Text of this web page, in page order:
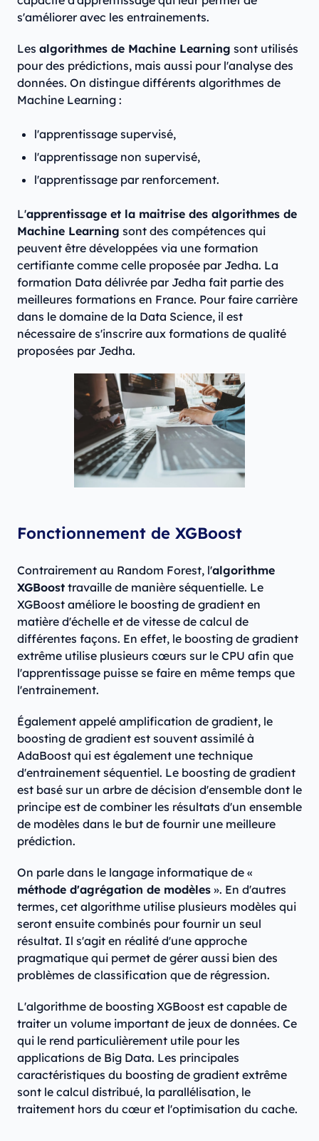
s'améliorer avec les entrainements.
Les algorithmes de Machine Learning sont utilisés
pour des prédictions, mais aussi pour l'analyse des
données. On distingue différents algorithmes de
Machine Learning :
l'apprentissage supervisé,
l'apprentissage non supervisé,
l'apprentissage par renforcement.
L'apprentissage et la maitrise des algorithmes de
Machine Learning sont des compétences qui
peuvent être développées via une formation
certifiante comme celle proposée par Jedha. La
formation Data délivrée par Jedha fait partie des
meilleures formations en France. Pour faire carrière
dans le domaine de la Data Science, il est
nécessaire de s'inscrire aux formations de qualité
proposées par Jedha.
Fonctionnement de XGBoost
Contrairement au Random Forest, l'algorithme
XGBoost travaille de manière séquentielle. Le
XGBoost améliore le boosting de gradient en
matière d'échelle et de vitesse de calcul de
différentes façons. En effet, le boosting de gradient
extrême utilise plusieurs cœurs sur le CPU afin que
l'apprentissage puisse se faire en même temps que
l'entrainement.
Également appelé amplification de gradient, le
boosting de gradient est souvent assimilé à
AdaBoost qui est également une technique
d'entrainement séquentiel. Le boosting de gradient
est basé sur un arbre de décision d'ensemble dont le
principe est de combiner les résultats d'un ensemble
de modèles dans le but de fournir une meilleure
prédiction.
On parle dans le langage informatique de «
méthode d'agrégation de modèles ». En d'autres
termes, cet algorithme utilise plusieurs modèles qui
seront ensuite combinés pour fournir un seul
résultat. Il s'agit en réalité d'une approche
pragmatique qui permet de gérer aussi bien des
problèmes de classification que de régression.
L'algorithme de boosting XGBoost est capable de
traiter un volume important de jeux de données. Ce
qui le rend particulièrement utile pour les
applications de Big Data. Les principales
caractéristiques du boosting de gradient extrême
sont le calcul distribué, la parallélisation, le
traitement hors du cœur et l'optimisation du cache.